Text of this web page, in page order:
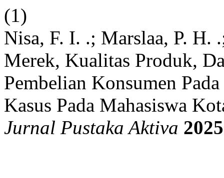
(1)
Nisa, F. I. .; Marslaa, P. H.
Merek, Kualitas Produk,
Pembelian Konsumen
Kasus Pada Mahasiswa
Jurnal Pustaka Aktiva 2025